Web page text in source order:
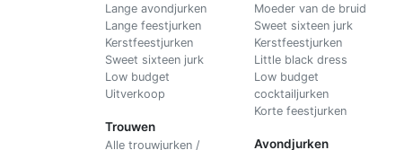
Lange avondjurken
Lange feestjurken
Kerstfeestjurken
Sweet sixteen jurk
Low budget
Uitverkoop
Trouwen
Alle trouwjurken /
Moeder van de bruid
Sweet sixteen jurk
Kerstfeestjurken
Little black dress
Low budget
cocktailjurken
Korte feestjurken
Avondjurken